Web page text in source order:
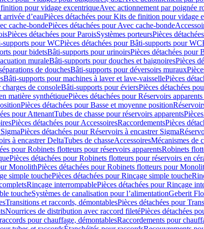
pour vidage excentriqueAvec actionnement par poignée
d’eauPièces détachées pour Kits de finition pour vidage
cache-bondePièces détachées pour Avec cache-bonde
Pièces détachées pour ParoisSystèmes porteursPièces
supports pour WCPièces détachées pour Bâti-supports pour WC
pour bidetsBâti-supports pour urinoirsPièces détachées pour
muraleBâti-supports pour douches et baignoiresPièces
de douchesBâti-supports pour déversoirs muraux
Bâti-supports pour machines à laver et lave-vaissellePièces
de consoleBâti-supports pour éviersPièces détachées
matière synthétiquePièces détachées pour Réservoirs
Pièces détachées pour Basse et moyenne position
pour AttenantTubes de chasse pour réservoirs apparents
Pièces détachées pour AccessoiresRaccordementsPièces
Pièces détachées pour Réservoirs à encastrer Sigma
à encastrer DeltaTubes de chasseAccessoiresMécanismes de
pour Robinets flotteurs pour réservoirs apparentsRobinets
Pièces détachées pour Robinets flotteurs pour réservoirs en
MonolithPièces détachées pour Robinets flotteurs pour
simple touchePièces détachées pour Rinçage simple touche
Rinçage interrompablePièces détachées pour Rinçage
toucheSystèmes de canalisation pour l’alimentationGeberit
Transitions et raccords, démontablesPièces détachées pour
Nourrices de distribution avec raccord filetéPièces détachées
pour chauffage, démontablesRaccordements pour